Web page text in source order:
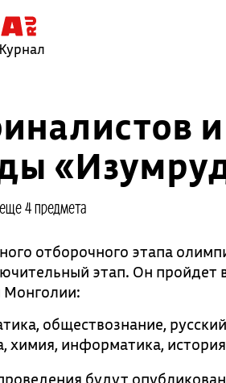
4 предмета
отборочного этапа
этап. Он
Монголии:
обществознание,
химия, информатика,
будут